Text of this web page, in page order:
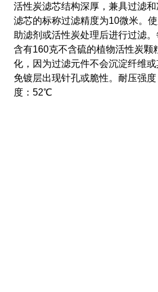
活性炭滤芯结构深厚，兼具过滤
滤芯的标称过滤精度为10微米。
助滤剂或活性炭处理后进行过滤。
含有160克不含硫的植物活性炭颗
化，因为过滤元件不会沉淀纤维
免镀层出现针孔或脆性。 耐压强
度：52℃